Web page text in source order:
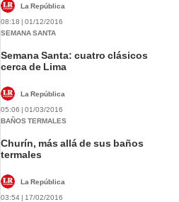
La República
08:18 | 01/12/2016
SEMANA SANTA
Semana Santa: cuatro clásicos
cerca de Lima
La República
05:06 | 01/03/2016
BAÑOS TERMALES
Churín, más allá de sus baños
termales
La República
03:54 | 17/02/2016